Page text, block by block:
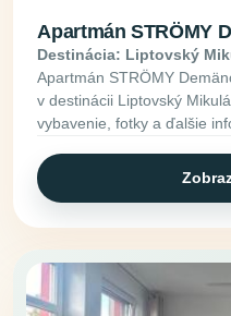
Apartmán STRÖMY
Destinácia: Liptovský
Apartmán STRÖMY
v destinácii Liptovský
vybavenie, fotky a ďalšie